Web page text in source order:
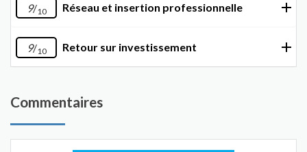
9/10 Réseau et insertion professionnelle
9/10 Retour sur investissement
Commentaires